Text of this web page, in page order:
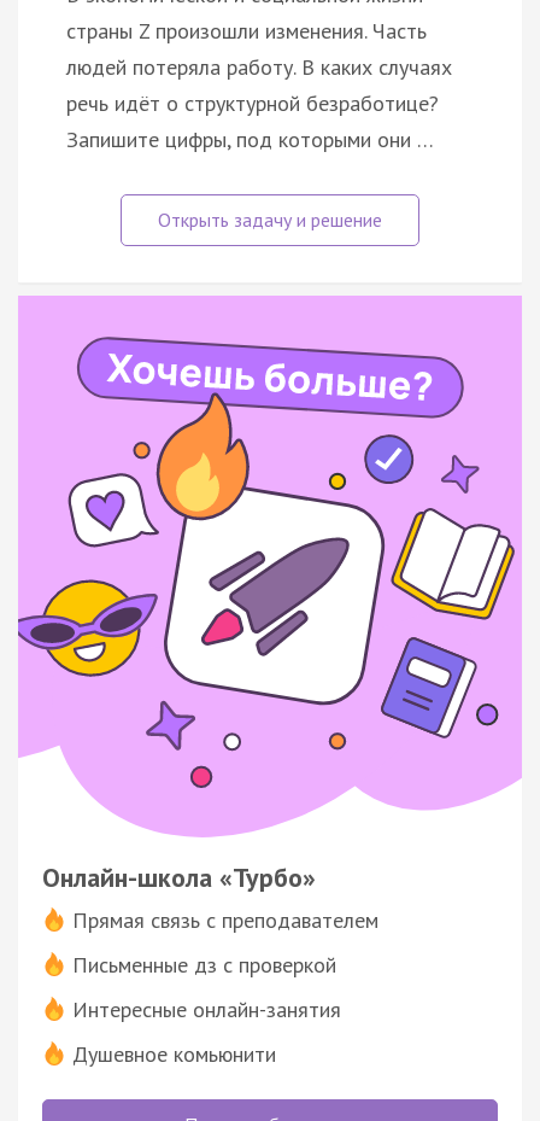
страны Z произошли изменения. Часть
людей потеряла работу. В каких случаях
речь идёт о структурной безработице?
Запишите цифры, под которыми они …
Онлайн-школа «Турбо»
Прямая связь с преподавателем
Письменные дз с проверкой
Интересные онлайн-занятия
Душевное комьюнити